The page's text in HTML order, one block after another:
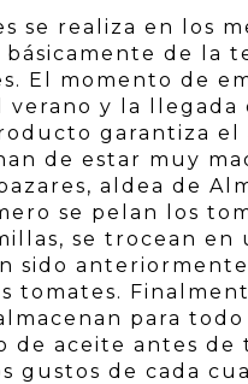
se realiza en los
de la
El momento de
y la
garantiza el
de estar muy
aldea de
se pelan los
se trocean
sido
tomates.
para
de aceite antes
gustos de cada